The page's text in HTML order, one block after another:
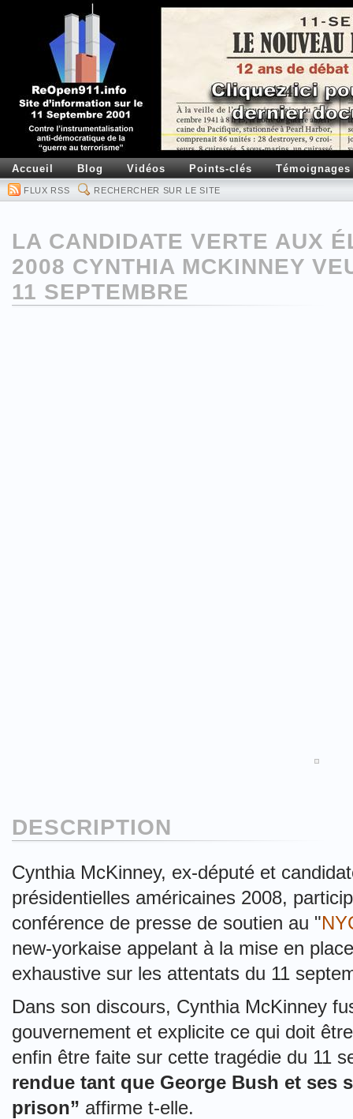
Accueil Blog Vidéos Points-clés Témoignages
FLUX RSS RECHERCHER SUR LE SITE
LA CANDIDATE VERTE AUX
2008 CYNTHIA MCKINNEY
11 SEPTEMBRE
DESCRIPTION
Cynthia McKinney, ex-député et
présidentielles américaines 2008,
conférence de presse de soutien au "
new-yorkaise appelant à la mise en
exhaustive sur les attentats du 11
Dans son discours, Cynthia McKinney
gouvernement et explicite ce qui doit
enfin être faite sur cette tragédie du 11
rendue tant que George Bush et ses
prison” affirme t-elle.